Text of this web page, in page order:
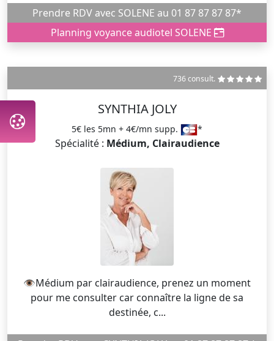
Prendre RDV avec SOLENE au 01 87 87 87 87*
Planning voyance audiotel SOLENE
736 consult.
SYNTHIA JOLY
5€ les 5mn + 4€/mn supp. *
Spécialité : Médium, Clairaudience
👁️Médium par clairaudience, prenez un moment
pour me consulter car connaître la ligne de sa
destinée, c...